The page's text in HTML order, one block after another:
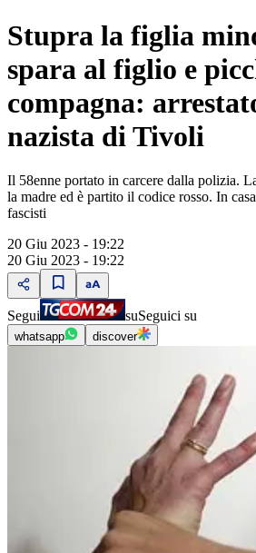
Stupra la figlia
spara al figlio e
compagna:
nazista di Tivoli
Il 58enne portato in carcere dalla polizia.
la madre ed è partito il codice rosso. In
fascisti
20 Giu 2023 - 19:22
20 Giu 2023 - 19:22
Segui suSeguici su
whatsapp discover